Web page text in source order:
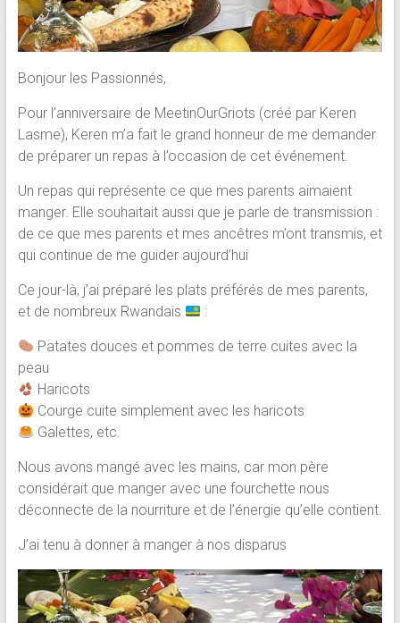
Bonjour les Passionnés,
Pour l’anniversaire de MeetinOurGriots (créé par Keren
Lasme), Keren m’a fait le grand honneur de me demander
de préparer un repas à l’occasion de cet événement.
Un repas qui représente ce que mes parents aimaient
manger. Elle souhaitait aussi que je parle de transmission :
de ce que mes parents et mes ancêtres m’ont transmis, et
qui continue de me guider aujourd’hui
Ce jour-là, j’ai préparé les plats préférés de mes parents,
et de nombreux Rwandais
:
Patates douces et pommes de terre cuites avec la
peau
Haricots
Courge cuite simplement avec les haricots
Galettes, etc.
Nous avons mangé avec les mains, car mon père
considérait que manger avec une fourchette nous
déconnecte de la nourriture et de l’énergie qu’elle contient.
J’ai tenu à donner à manger à nos disparus